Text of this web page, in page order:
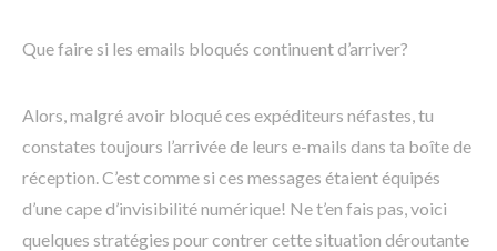
Que faire si les emails bloqués continuent d’arriver?
Alors, malgré avoir bloqué ces expéditeurs néfastes, tu
constates toujours l’arrivée de leurs e-mails dans ta boîte de
réception. C’est comme si ces messages étaient équipés
d’une cape d’invisibilité numérique! Ne t’en fais pas, voici
quelques stratégies pour contrer cette situation déroutante